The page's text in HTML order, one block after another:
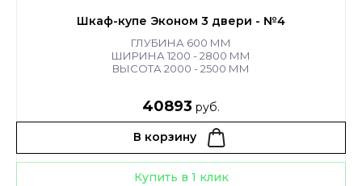
Шкаф-купе Эконом 3 двери - №4
ГЛУБИНА 600 ММ
ШИРИНА 1200 - 2800 ММ
ВЫСОТА 2000 - 2500 ММ
40893 руб.
В корзину
Купить в 1 клик